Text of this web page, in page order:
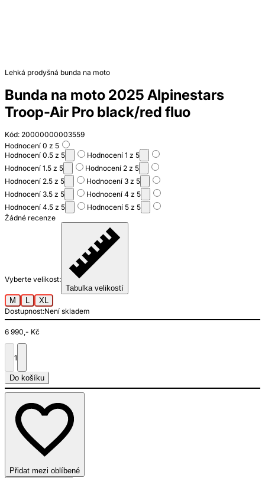
Lehká prodyšná bunda na moto
Bunda na moto 2025 Alpinestars
Troop-Air Pro black/red fluo
Kód: 20000000003559
Hodnocení 0 z 5
Hodnocení 0.5 z 5
Hodnocení 1 z 5
Hodnocení 1.5 z 5
Hodnocení 2 z 5
Hodnocení 2.5 z 5
Hodnocení 3 z 5
Hodnocení 3.5 z 5
Hodnocení 4 z 5
Hodnocení 4.5 z 5
Hodnocení 5 z 5
Žádné recenze
Vyberte velikost:
Tabulka velikostí
M
L
XL
Dostupnost:Není skladem
6 990,- Kč
1
Do košíku
Přidat mezi oblíbené